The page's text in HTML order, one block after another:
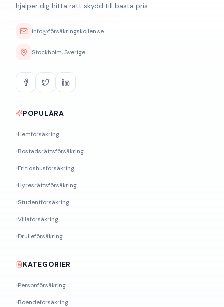
hjälper dig hitta rätt skydd till bästa pris.
info@försäkringskollen.se
Stockholm, Sverige
POPULÄRA
Hemförsäkring
Bostadsrättsförsäkring
Fritidshusförsäkring
Hyresrättsförsäkring
Studentförsäkring
Villaförsäkring
Drulleförsäkring
KATEGORIER
Personförsäkring
Boendeförsäkring